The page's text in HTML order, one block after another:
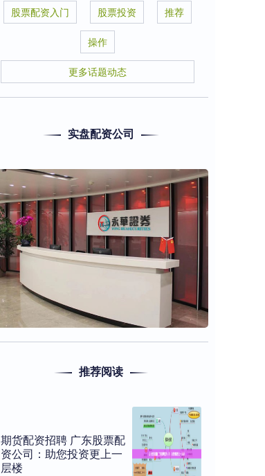
股票配资入门 股票投资 推荐
操作
更多话题动态
实盘配资公司
推荐阅读
期货配资招聘 广东股票配
资公司：助您投资更上一
层楼